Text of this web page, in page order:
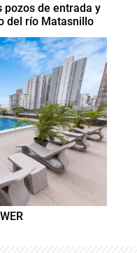
de entrada y
del río Matasnillo